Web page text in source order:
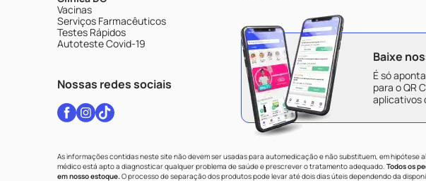
Vacinas
Serviços Farmacêuticos
Testes Rápidos
Autoteste Covid-19
Nossas redes sociais
Baixe
É só
para o QR
aplicativos
As informações contidas neste site não devem ser usadas para automedicação e não substituem, em hipótese
médico está apto a diagnosticar qualquer problema de saúde e prescrever o tratamento adequado. Todos os
em nosso estoque.O processo de separação dos produtos pode levar até dois dias úteis dependendo da